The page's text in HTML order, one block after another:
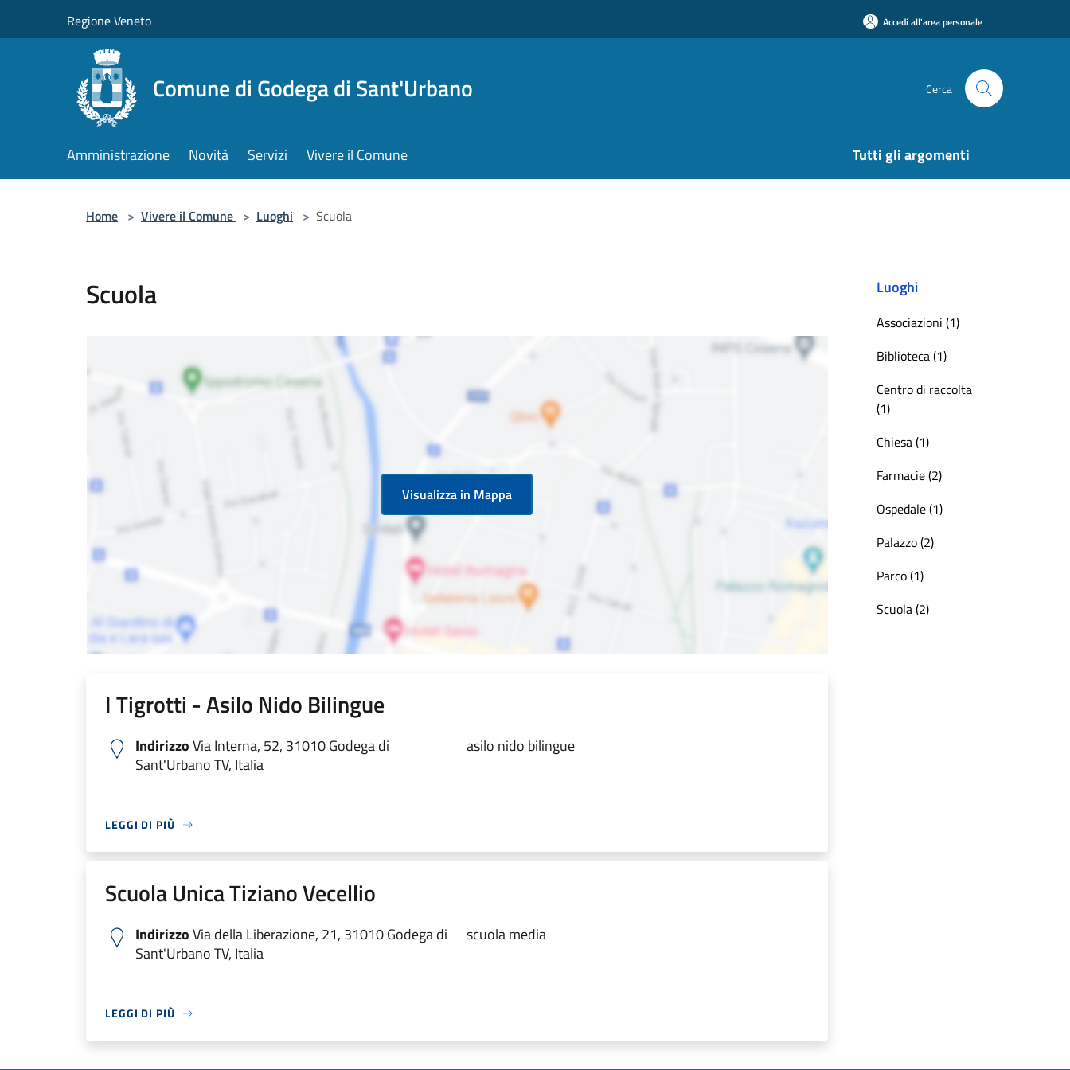
Regione Veneto Accedi all'area personale
Comune di Godega di Sant'Urbano Cerca
Amministrazione Novità Servizi Vivere il Comune Tutti gli argomenti
Home > Vivere il Comune > Luoghi > Scuola
Scuola
Visualizza in Mappa
I Tigrotti - Asilo Nido Bilingue
IndirizzoVia Interna, 52, 31010 Godega di
Sant'Urbano TV, Italia
asilo nido bilingue
LEGGI DI PIÙ
Scuola Unica Tiziano Vecellio
IndirizzoVia della Liberazione, 21, 31010 Godega di
Sant'Urbano TV, Italia
scuola media
LEGGI DI PIÙ
Luoghi
Associazioni (1)
Biblioteca (1)
Centro di raccolta
(1)
Chiesa (1)
Farmacie (2)
Ospedale (1)
Palazzo (2)
Parco (1)
Scuola (2)